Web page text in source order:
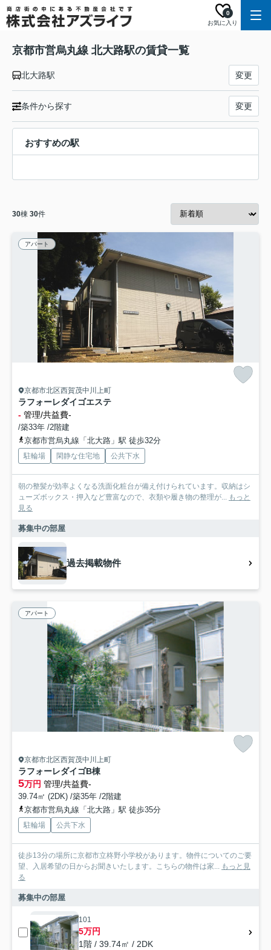
お気に入り
0
京都市営烏丸線 北大路駅の賃貸一覧
北大路駅 変更
条件から探す 変更
おすすめの駅
30棟 30件
アパート
京都市北区西賀茂中川上町
ラフォーレダイゴエステ
- 管理/共益費-
/築33年 /2階建
京都市営烏丸線「北大路」駅 徒歩32分
駐輪場 閑静な住宅地 公共下水
朝の整髪が効率よくなる洗面化粧台が備え付けられています。収納はシ
ューズボックス・押入など豊富なので、衣類や履き物の整理が... もっと
見る
募集中の部屋
過去掲載物件
アパート
京都市北区西賀茂中川上町
ラフォーレダイゴB棟
5万円 管理/共益費-
39.74㎡ (2DK) /築35年 /2階建
京都市営烏丸線「北大路」駅 徒歩35分
駐輪場 公共下水
徒歩13分の場所に京都市立柊野小学校があります。物件についてのご要
望、入居希望の日からお聞きいたします。こちらの物件は家... もっと見
る
募集中の部屋
101
5万円
1階 / 39.74㎡ / 2DK